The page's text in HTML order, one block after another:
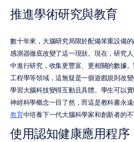
推進學術研究與教育
數十年來，大腦研究局限於配備笨重設備
感測器徹底改變了這一現狀。現在，研究
中進行研究，收集更豐富、更相關的數據
工程學等領域，這無疑是一個遊戲規則改
學習大腦科技變得互動且具體。學生可以
神經科學概念一目了然，而這是教科書永
教育中培養下一代大腦科學家和創新者的不
使用認知健康應用程序